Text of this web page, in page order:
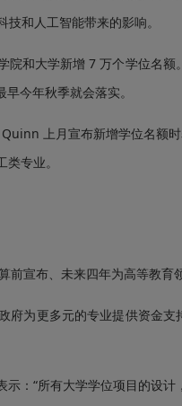
和人工智能带来的影响。
院和大学新增 7 万个学位名
今年秋季就会落实。
上月宣布新增学位名额
专业。
前宣布、未来四年为高等教育
府为更多元的专业提供资金
：“所有大学学位项目的设计